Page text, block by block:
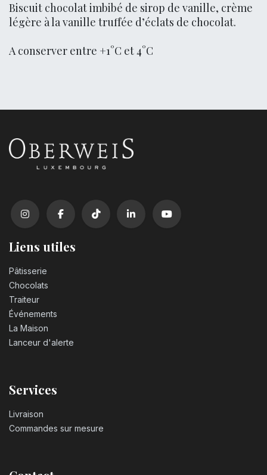
Biscuit chocolat imbibé de sirop de vanille, crème
légère à la vanille truffée d’éclats de chocolat.
A conserver entre +1°C et 4°C
Liens utiles
Pâtisserie
Chocolats
Traiteur
Événements
La Maison
Lanceur d'alerte
Services
Livraison
Commandes sur mesure